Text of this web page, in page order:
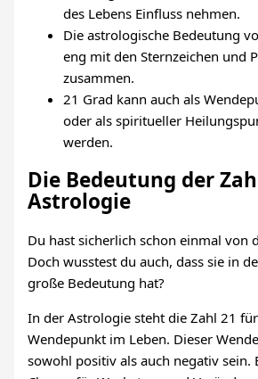
des Lebens Einfluss nehmen.
Die astrologische Bedeutung
eng mit den Sternzeichen und
zusammen.
21 Grad kann auch als
oder als spiritueller
werden.
Die Bedeutung der
Astrologie
Du hast sicherlich schon einmal von
Doch wusstest du auch, dass sie in
große Bedeutung hat?
In der Astrologie steht die Zahl 21
Wendepunkt im Leben. Dieser
sowohl positiv als auch negativ sein.